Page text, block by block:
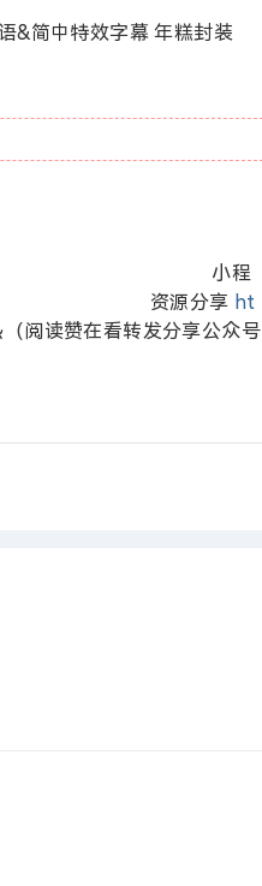
&简中特效字幕 年糕封装
小程
资源分享 ht
阅读赞在看转发分享公众号